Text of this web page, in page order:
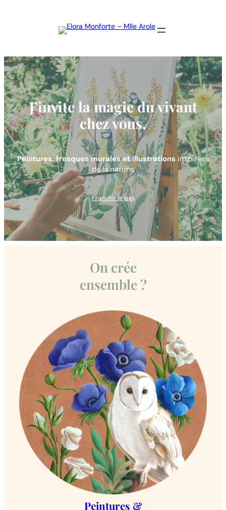
J’invite la magie du vivant
chez vous.
Peintures, fresques murales et illustrations inspirées
de la nature.
Franchir le pas
On crée
ensemble ?
Peintures &